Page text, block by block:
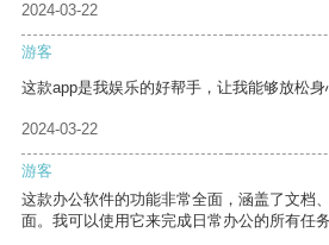
2024-03-22
游客
这款app是我娱乐的好帮手，让我能够放松身
2024-03-22
游客
这款办公软件的功能非常全面，涵盖了文档
面。我可以使用它来完成日常办公的所有任